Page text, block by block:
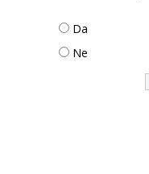
Da
Ne